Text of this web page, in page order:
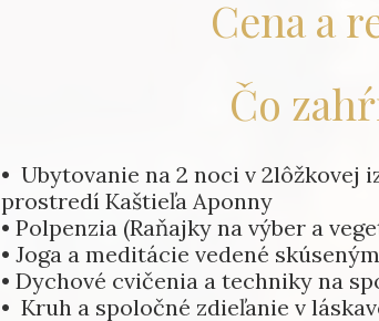
Cena a
Čo
• Ubytovanie na 2 noci v 2lôžkovej
prostredí Kaštieľa Aponny
• Polpenzia (Raňajky na výber a
• Joga a meditácie vedené
• Dychové cvičenia a techniky na
• Kruh a spoločné zdieľanie v